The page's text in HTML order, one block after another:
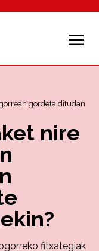
gordeta ditudan
nire
fitxategiak